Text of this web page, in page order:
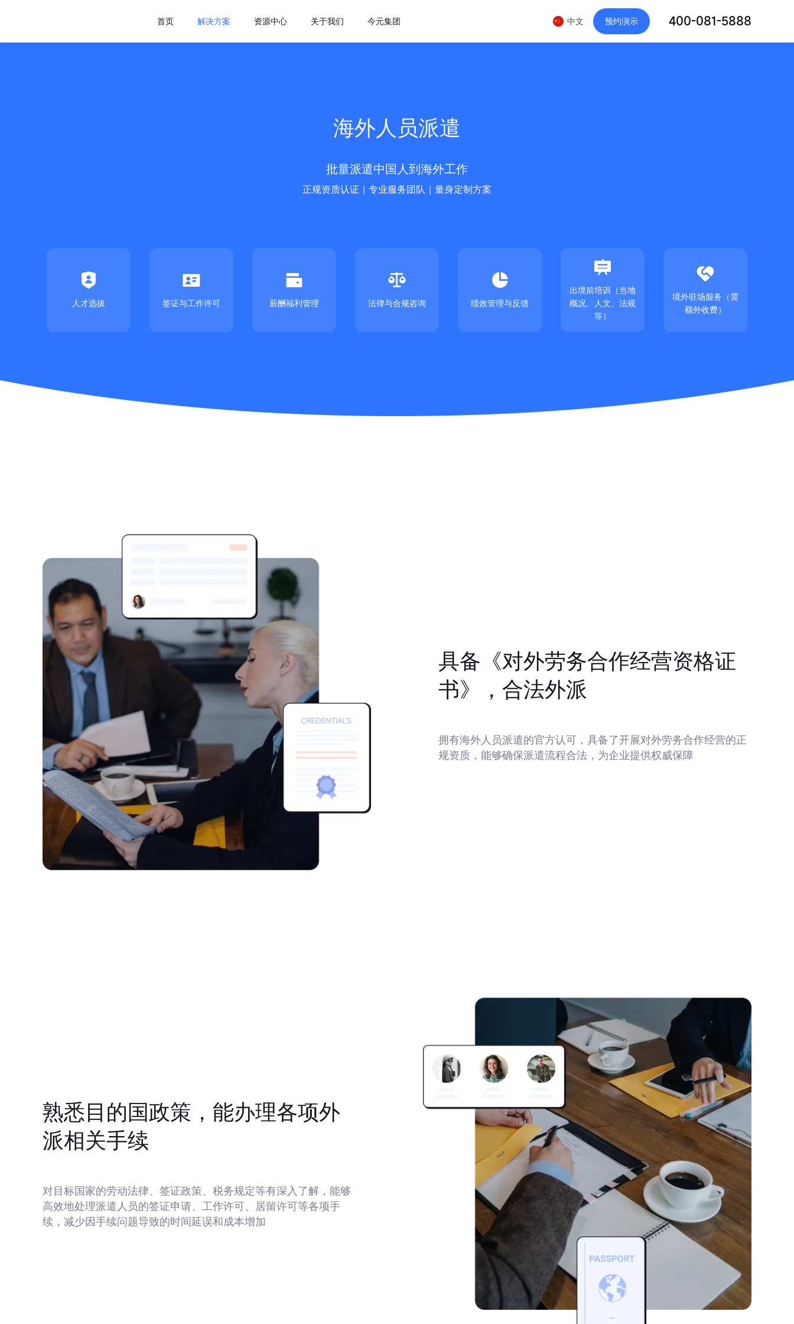
首页 解决方案 资源中心 关于我们 今元集团 中文 预约演示 400-081-5888
海外人员派遣
批量派遣中国人到海外工作
正规资质认证｜专业服务团队｜量身定制方案

人才选拔

签证与工作许可

薪酬福利管理

法律与合规咨询

绩效管理与反馈

出境前培训（当地
概况、人文、法规
等）

境外驻场服务（需
额外收费）
具备《对外劳务合作经营资格证
书》，合法外派
拥有海外人员派遣的官方认可，具备了开展对外劳务合作经营的正
规资质，能够确保派遣流程合法，为企业提供权威保障
熟悉目的国政策，能办理各项外
派相关手续
对目标国家的劳动法律、签证政策、税务规定等有深入了解，能够
高效地处理派遣人员的签证申请、工作许可、居留许可等各项手
续，减少因手续问题导致的时间延误和成本增加